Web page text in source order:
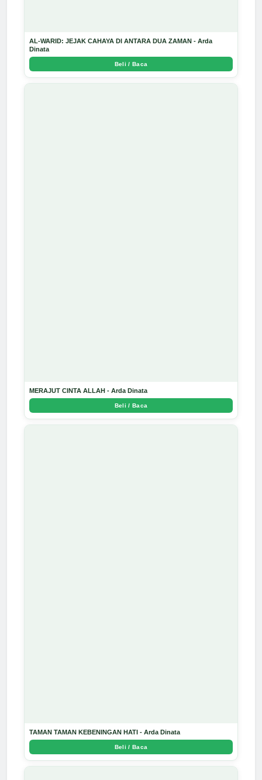
AL-WARID: JEJAK CAHAYA DI ANTARA DUA ZAMAN - Arda
Dinata
Beli / Baca
MERAJUT CINTA ALLAH - Arda Dinata
Beli / Baca
TAMAN TAMAN KEBENINGAN HATI - Arda Dinata
Beli / Baca